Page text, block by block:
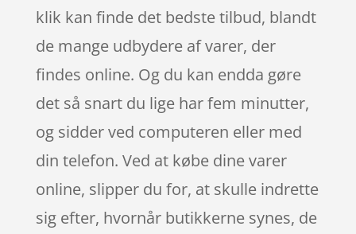
klik kan finde det bedste tilbud, blandt
de mange udbydere af varer, der
findes online. Og du kan endda gøre
det så snart du lige har fem minutter,
og sidder ved computeren eller med
din telefon. Ved at købe dine varer
online, slipper du for, at skulle indrette
sig efter, hvornår butikkerne synes, de